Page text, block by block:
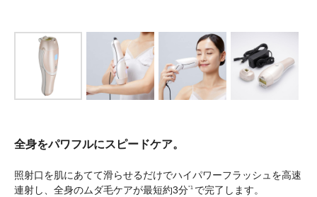
全身をパワフルにスピードケア。
照射口を肌にあてて滑らせるだけでハイパワーフラッシュを高速
連射し、全身のムダ毛ケアが最短約3分*1
で完了します。